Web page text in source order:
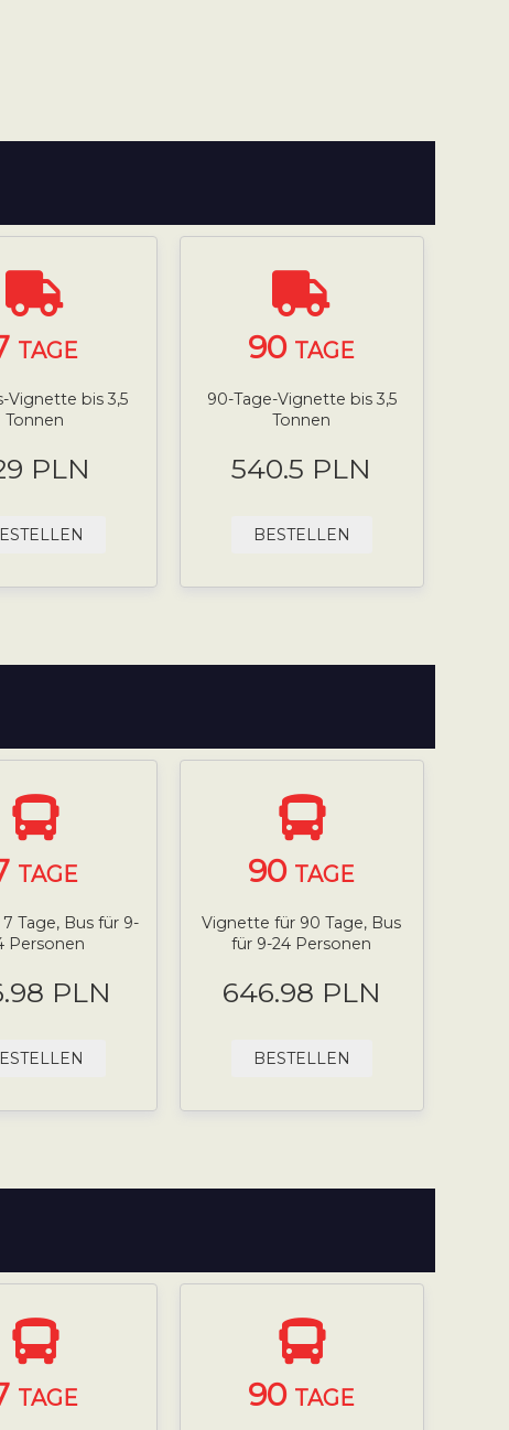
TAGE
Vignette bis 3,5
Tonnen
PLN
90 TAGE
90-Tage-Vignette bis 3,5
Tonnen
540.5 PLN
BESTELLEN
TAGE
Tage, Bus für 9-
Personen
PLN
90 TAGE
Vignette für 90 Tage, Bus
für 9-24 Personen
646.98 PLN
BESTELLEN
TAGE 90 TAGE